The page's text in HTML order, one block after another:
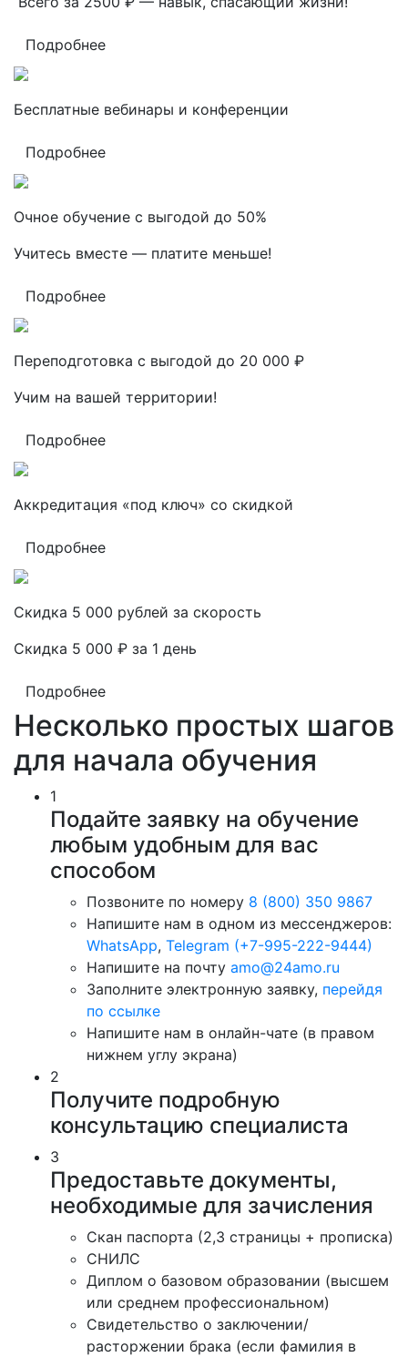
Подробнее
Бесплатные вебинары и конференции
Подробнее
Очное обучение с выгодой до 50%
Учитесь вместе — платите меньше!
Подробнее
Переподготовка с выгодой до 20 000 ₽
Учим на вашей территории!
Подробнее
Аккредитация «под ключ» со скидкой
Подробнее
Скидка 5 000 рублей за скорость
Скидка 5 000 ₽ за 1 день
Подробнее
Несколько простых шагов
для начала обучения
1
Подайте заявку на обучение
любым удобным для вас
способом
Позвоните по номеру 8 (800) 350 9867
Напишите нам в одном из мессенджеров:
WhatsApp, Telegram (+7-995-222-9444)
Напишите на почту amo@24amo.ru
Заполните электронную заявку, перейдя
по ссылке
Напишите нам в онлайн-чате (в правом
нижнем углу экрана)
2
Получите подробную
консультацию специалиста
3
Предоставьте документы,
необходимые для зачисления
Скан паспорта (2,3 страницы + прописка)
СНИЛС
Диплом о базовом образовании (высшем
или среднем профессиональном)
Свидетельство о заключении/
расторжении брака (если фамилия в